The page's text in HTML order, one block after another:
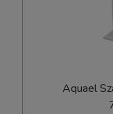
Aquael